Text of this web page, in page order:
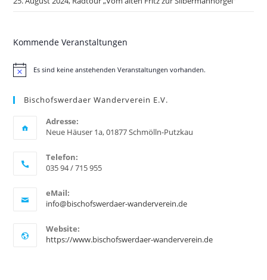
Kommende Veranstaltungen
H
Es sind keine anstehenden Veranstaltungen vorhanden.
Bischofswerdaer Wanderverein E.V.
Adresse:
Neue Häuser 1a, 01877 Schmölln-Putzkau
Telefon:
035 94 / 715 955
eMail:
info@bischofswerdaer-wanderverein.de
Website:
https://www.bischofswerdaer-wanderverein.de